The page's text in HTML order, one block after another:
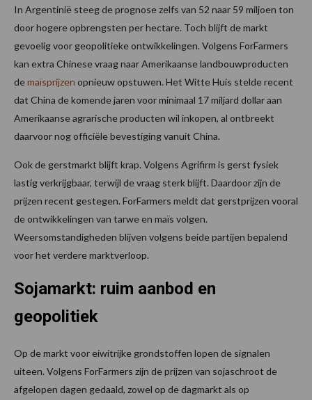
In Argentinië steeg de prognose zelfs van 52 naar 59 miljoen ton
door hogere opbrengsten per hectare. Toch blijft de markt
gevoelig voor geopolitieke ontwikkelingen. Volgens ForFarmers
kan extra Chinese vraag naar Amerikaanse landbouwproducten
demaïsprijzen opnieuw opstuwen. Het Witte Huis stelde recent
dat China de komende jaren voor minimaal 17 miljard dollar aan
Amerikaanse agrarische producten wil inkopen, al ontbreekt
daarvoor nog officiële bevestiging vanuit China.
Ook de gerstmarkt blijft krap. Volgens Agrifirm is gerst fysiek
lastig verkrijgbaar, terwijl de vraag sterk blijft. Daardoor zijn de
prijzen recent gestegen. ForFarmers meldt dat gerstprijzen vooral
de ontwikkelingen van tarwe en maïs volgen.
Weersomstandigheden blijven volgens beide partijen bepalend
voor het verdere marktverloop.
Sojamarkt: ruim aanbod en
geopolitiek
Op de markt voor eiwitrijke grondstoffen lopen de signalen
uiteen. Volgens ForFarmers zijn de prijzen van sojaschroot de
afgelopen dagen gedaald, zowel op de dagmarkt als op